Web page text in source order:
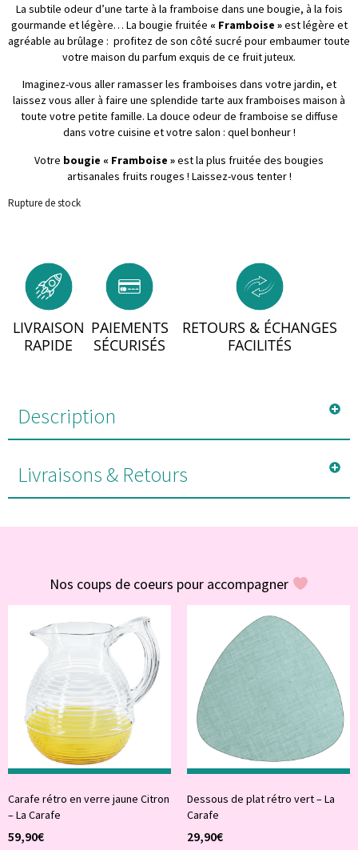
La subtile odeur d’une tarte à la framboise dans une bougie, à la fois
gourmande et légère… La bougie fruitée « Framboise »est légère et
agréable au brûlage : profitez de son côté sucré pour embaumer toute
votre maison du parfum exquis de ce fruit juteux.
Imaginez-vous aller ramasser les framboises dans votre jardin, et
laissez vous aller à faire une splendide tarte aux framboises maison à
toute votre petite famille. La douce odeur de framboise se diffuse
dans votre cuisine et votre salon : quel bonheur !
Votre bougie « Framboise »est la plus fruitée des bougies
artisanales fruits rouges ! Laissez-vous tenter !
Rupture de stock
LIVRAISON
RAPIDE
PAIEMENTS
SÉCURISÉS
RETOURS & ÉCHANGES
FACILITÉS
Description
Livraisons & Retours
Nos coups de coeurs pour accompagner
Carafe rétro en verre jaune Citron
– La Carafe
59,90€
Dessous de plat rétro vert – La
Carafe
29,90€